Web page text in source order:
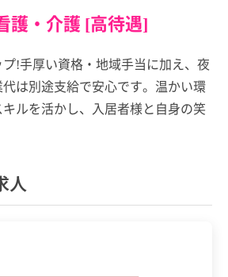
護・介護 [高待遇]
!手厚い資格・地域手当に加え、夜
は別途支給で安心です。温かい環
ルを活かし、入居者様と自身の笑
人